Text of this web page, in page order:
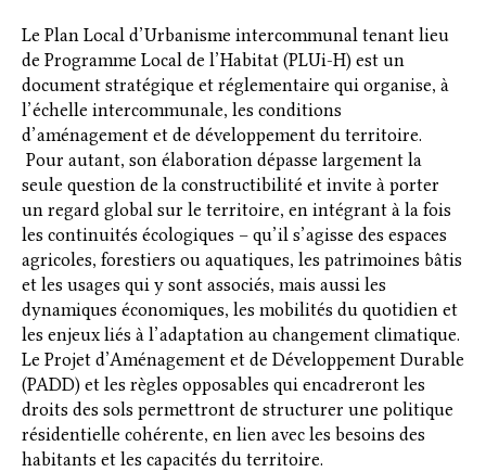
Le Plan Local d’Urbanisme intercommunal tenant lieu
de Programme Local de l’Habitat (PLUi-H) est un
document stratégique et réglementaire qui organise, à
l’échelle intercommunale, les conditions
d’aménagement et de développement du territoire.
Pour autant, son élaboration dépasse largement la
seule question de la constructibilité et invite à porter
un regard global sur le territoire, en intégrant à la fois
les continuités écologiques – qu’il s’agisse des espaces
agricoles, forestiers ou aquatiques, les patrimoines bâtis
et les usages qui y sont associés, mais aussi les
dynamiques économiques, les mobilités du quotidien et
les enjeux liés à l’adaptation au changement climatique.
Le Projet d’Aménagement et de Développement Durable
(PADD) et les règles opposables qui encadreront les
droits des sols permettront de structurer une politique
résidentielle cohérente, en lien avec les besoins des
habitants et les capacités du territoire.